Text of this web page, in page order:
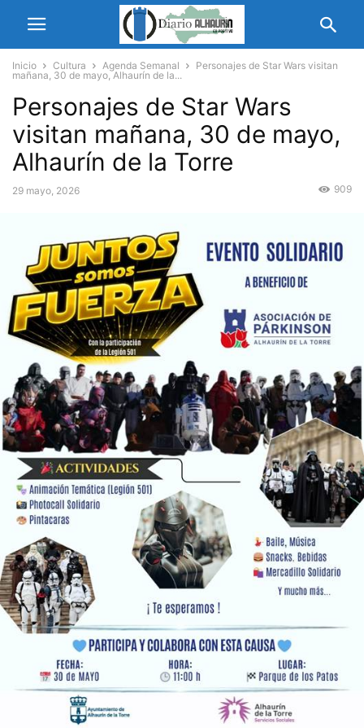
Inicio Cultura Agenda Semanal
Personajes de Star Wars visitan
mañana, 30 de mayo, Alhaurín de la...
Personajes de Star Wars
visitan mañana, 30 de mayo,
Alhaurín de la Torre
29 mayo, 2026 909